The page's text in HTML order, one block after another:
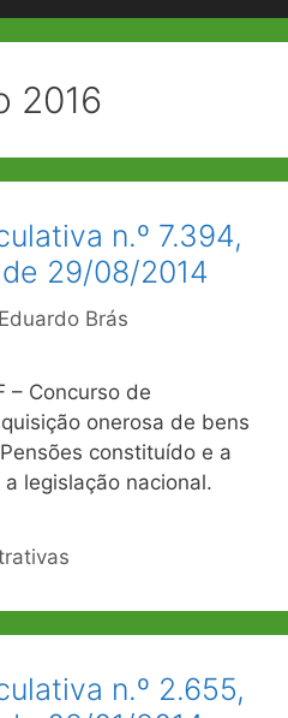
2016
n.º 7.394,
29/08/2014
Eduardo Brás
– Concurso de
onerosa de bens
constituído e a
legislação nacional.
n.º 2.655,